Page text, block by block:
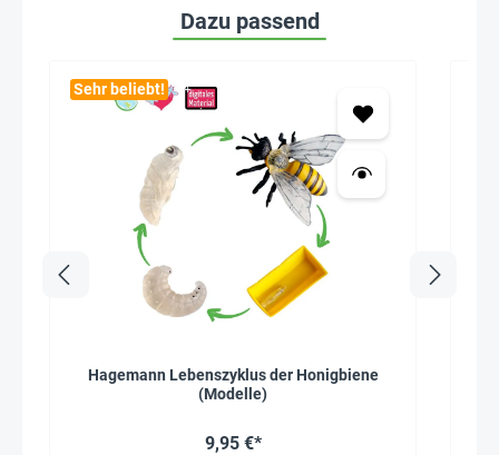
Dazu passend
Sehr beliebt!
Hagemann Lebenszyklus der Honigbiene
(Modelle)
9,95 €*